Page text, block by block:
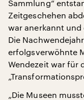
Sammlung“
Zeitgeschehen
war anerkannt und
Die
erfolgsverwöhnte
Wendezeit war für
„Die Museen